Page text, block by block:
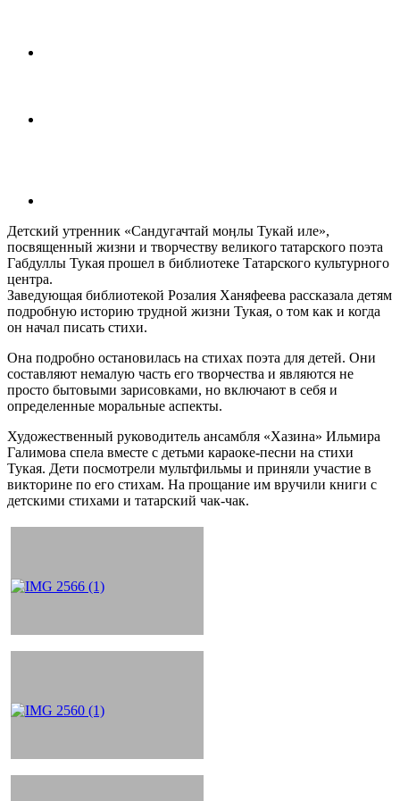
Детский утренник «Сандугачтай моӊлы Тукай иле»,
посвященный жизни и творчеству великого татарского поэта
Габдуллы Тукая прошел в библиотеке Татарского культурного
центра.
Заведующая библиотекой Розалия Ханяфеева рассказала детям
подробную историю трудной жизни Тукая, о том как и когда
он начал писать стихи.
Она подробно остановилась на стихах поэта для детей. Они
составляют немалую часть его творчества и являются не
просто бытовыми зарисовками, но включают в себя и
определенные моральные аспекты.
Художественный руководитель ансамбля «Хазина» Ильмира
Галимова спела вместе с детьми караоке-песни на стихи
Тукая. Дети посмотрели мультфильмы и приняли участие в
викторине по его стихам. На прощание им вручили книги с
детскими стихами и татарский чак-чак.